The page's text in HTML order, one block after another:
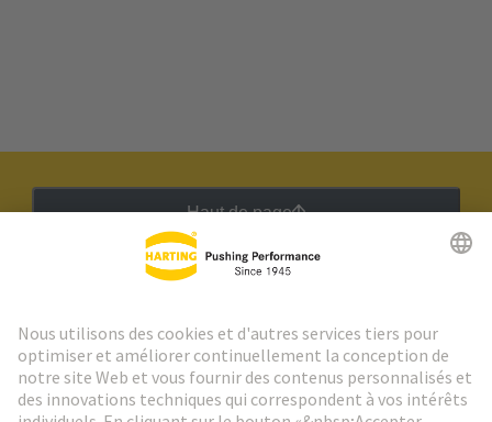
Haut de page